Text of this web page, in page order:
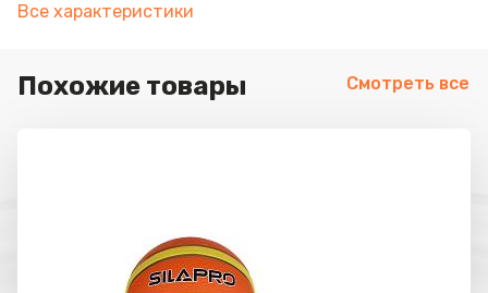
Все характеристики
Похожие товары Смотреть все